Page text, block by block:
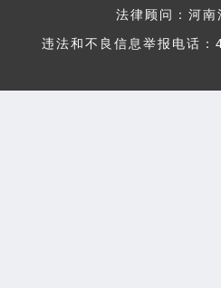
法律顾问：河
违法和不良信息举报电话